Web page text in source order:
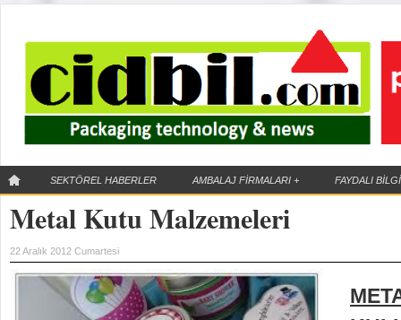
SEKTÖREL HABERLER AMBALAJ FİRMALARI + FAYDALI
Metal Kutu Malzemeleri
22 Aralık 2012 Cumartesi
(IML) ne demektir ?
IML Teknolojisi